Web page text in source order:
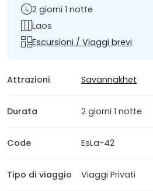
2 giorni 1 notte
Laos
Escursioni / Viaggi brevi
Attrazioni Savannakhet
Durata 2 giorni 1 notte
Code EsLa-42
Tipo di viaggio Viaggi Privati